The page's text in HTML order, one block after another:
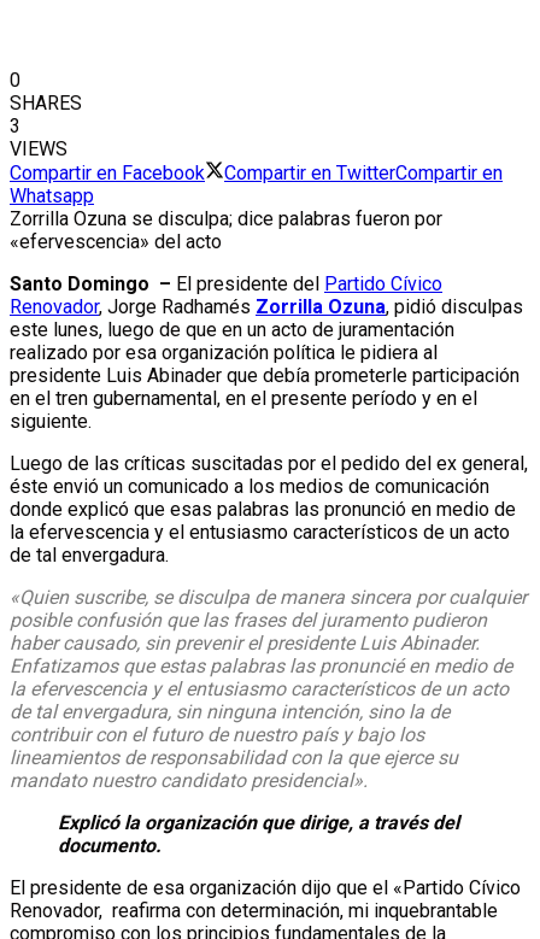
0
SHARES
3
VIEWS
Compartir en Facebook
Compartir en TwitterCompartir en
Whatsapp
Zorrilla Ozuna se disculpa; dice palabras fueron por
«efervescencia» del acto
Santo Domingo – El presidente del Partido Cívico
Renovador, Jorge Radhamés Zorrilla Ozuna, pidió disculpas
este lunes, luego de que en un acto de juramentación
realizado por esa organización política le pidiera al
presidente Luis Abinader que debía prometerle participación
en el tren gubernamental, en el presente período y en el
siguiente.
Luego de las críticas suscitadas por el pedido del ex general,
éste envió un comunicado a los medios de comunicación
donde explicó que esas palabras las pronunció en medio de
la efervescencia y el entusiasmo característicos de un acto
de tal envergadura.
«Quien suscribe, se disculpa de manera sincera por cualquier
posible confusión que las frases del juramento pudieron
haber causado, sin prevenir el presidente Luis Abinader.
Enfatizamos que estas palabras las pronuncié en medio de
la efervescencia y el entusiasmo característicos de un acto
de tal envergadura, sin ninguna intención, sino la de
contribuir con el futuro de nuestro país y bajo los
lineamientos de responsabilidad con la que ejerce su
mandato nuestro candidato presidencial».
Explicó la organización que dirige, a través del
documento.
El presidente de esa organización dijo que el «Partido Cívico
Renovador, reafirma con determinación, mi inquebrantable
compromiso con los principios fundamentales de la